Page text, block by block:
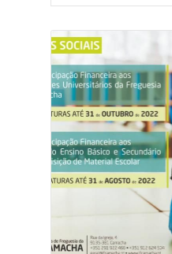
convite para esta
http://lap2go.com/
#camachatrail2022